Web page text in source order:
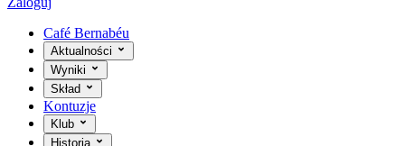
Café Bernabéu
Aktualności
Wyniki
Skład
Kontuzje
Klub
Historia